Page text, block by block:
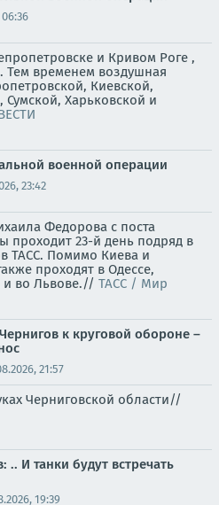
и Кривом Роге ,
временем воздушная
Киевской,
Харьковской и
военной операции
23:42
Федорова с поста
проходит 23-й день подряд в
ТАСС. Помимо Киева и
проходят в Одессе,
и во Львове.// ТАСС / Мир
к круговой обороне –
21:57
Черниговской области//
.. И танки будут встречать
19:39